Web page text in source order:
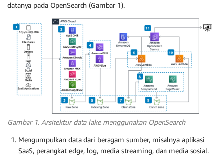
datanya pada OpenSearch (Gambar 1).
Gambar 1. Arsitektur data lake menggunakan OpenSearch
Mengumpulkan data dari beragam sumber, misalnya aplikasi
SaaS, perangkat edge, log, media streaming, dan media sosial.